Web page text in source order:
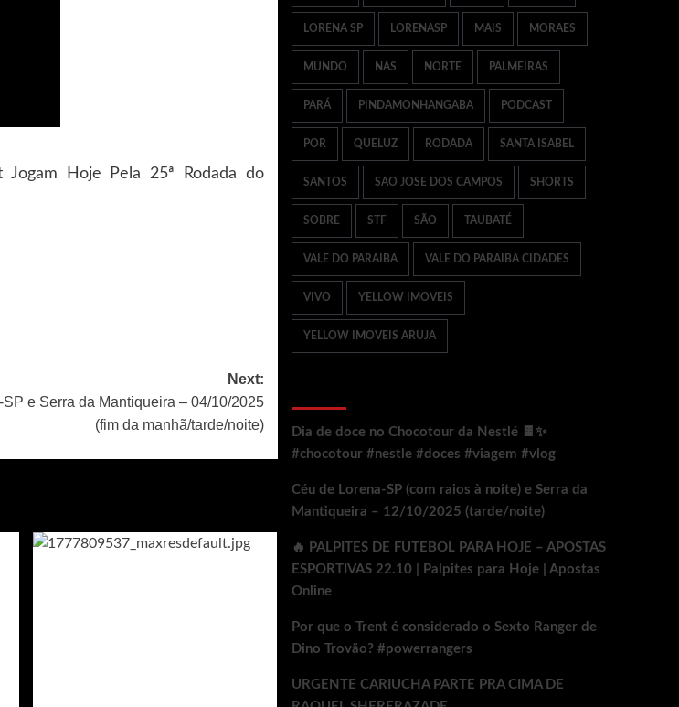
Hoje Pela 25ª Rodada do
Next:
e Serra da Mantiqueira – 04/10/2025
(fim da manhã/tarde/noite)
LORENA SP LORENASP MAIS MORAES
MUNDO NAS NORTE PALMEIRAS
PARÁ PINDAMONHANGABA PODCAST
POR QUELUZ RODADA SANTA ISABEL
SANTOS SAO JOSE DOS CAMPOS SHORTS
SOBRE STF SÃO TAUBATÉ
VALE DO PARAIBA VALE DO PARAIBA CIDADES
VIVO YELLOW IMOVEIS
YELLOW IMOVEIS ARUJA
Dia de doce no Chocotour da Nestlé 🍫✨
#chocotour #nestle #doces #viagem #vlog
Céu de Lorena-SP (com raios à noite) e Serra da
Mantiqueira – 12/10/2025 (tarde/noite)
🔥 PALPITES DE FUTEBOL PARA HOJE – APOSTAS
ESPORTIVAS 22.10 | Palpites para Hoje | Apostas
Online
Por que o Trent é considerado o Sexto Ranger de
Dino Trovão? #powerrangers
URGENTE CARIUCHA PARTE PRA CIMA DE